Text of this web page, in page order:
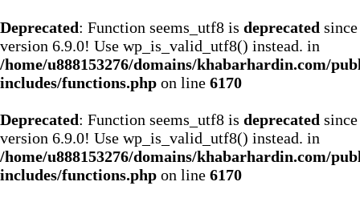
Deprecated: Function seems_utf8 is deprecated since
version 6.9.0! Use wp_is_valid_utf8() instead. in
/home/u888153276/domains/khabarhardin.com/
includes/functions.php on line 6170
Deprecated: Function seems_utf8 is deprecated since
version 6.9.0! Use wp_is_valid_utf8() instead. in
/home/u888153276/domains/khabarhardin.com/
includes/functions.php on line 6170